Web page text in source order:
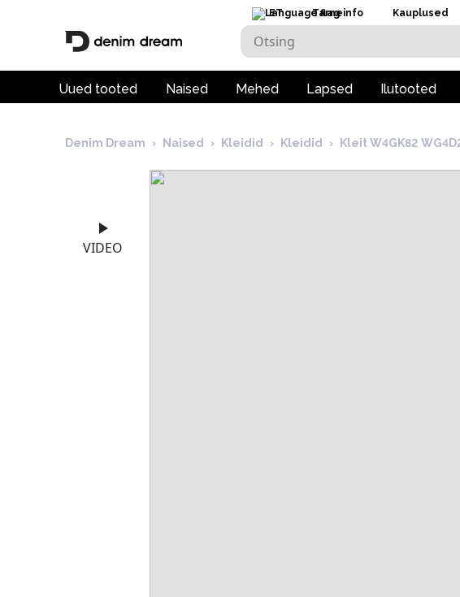
ET Tarneinfo Kauplused
Uued tooted Naised Mehed Lapsed Ilutooted
Denim Dream › Naised › Kleidid › Kleidid › Kleit W4GK82
VIDEO